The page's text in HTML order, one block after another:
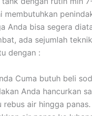
membutuhkan
Anda bisa segera
ada sejumlah
dengan :
Cuma butuh beli
Anda hancurkan
air hingga panas.